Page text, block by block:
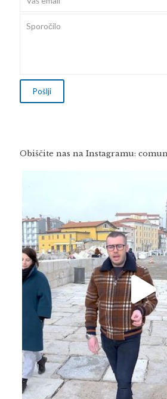
Obiščite nas na Instagramu:
Feb 16